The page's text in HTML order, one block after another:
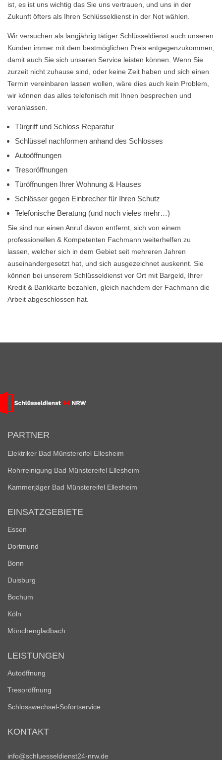
ist, es ist uns wichtig das Sie uns vertrauen, und uns in der
Zukunft öfters als Ihren Schlüsseldienst in der Not wählen.
Wir versuchen als langjährig tätiger Schlüsseldienst auch unseren
Kunden immer mit dem bestmöglichen Preis entgegenzukommen,
damit auch Sie sich unseren Service leisten können. Wenn Sie
zurzeit nicht zuhause sind, oder keine Zeit haben und sich einen
Termin vereinbaren lassen wollen, wäre dies auch kein Problem,
wir können das alles telefonisch mit Ihnen besprechen und
veranlassen.
Türgriff und Schloss Reparatur
Schlüssel nachformen anhand des Schlosses
Autoöffnungen
Tresoröffnungen
Türöffnungen Ihrer Wohnung & Hauses
Schlösser gegen Einbrecher für Ihren Schutz
Telefonische Beratung (und noch vieles mehr…)
Sie sind nur einen Anruf davon entfernt, sich von einem
professionellen & Kompetenten Fachmann weiterhelfen zu
lassen, welcher sich in dem Gebiet seit mehreren Jahren
auseinandergesetzt hat, und sich ausgezeichnet auskennt. Sie
können bei unserem Schlüsseldienst vor Ort mit Bargeld, Ihrer
Kredit & Bankkarte bezahlen, gleich nachdem der Fachmann die
Arbeit abgeschlossen hat.
PARTNER
Elektriker Bad Münstereifel Ellesheim
Rohrreinigung Bad Münstereifel Ellesheim
Kammerjäger Bad Münstereifel Ellesheim
EINSATZGEBIETE
Essen
Dortmund
Bonn
Duisburg
Bochum
Köln
Mönchengladbach
LEISTUNGEN
Autoöffnung
Tresoröffnung
Schlosswechsel-Sofortservice
KONTAKT
info@schluesseldienst24-nrw.de